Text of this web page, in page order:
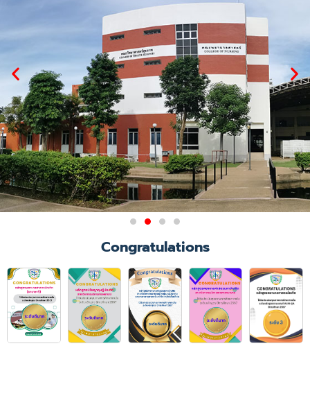
ผลการรับรองสถาบันการศึกษา
วิชาการพยาบาลและการ
ผดุงครรภ์
มติการประชุมคณะกรรมการสภาการ
พยาบาล ครั้งที่ 6/2564
เมื่อวันที่ 21 มิถุนายน 2564 ให้การ
รับรองคณะพยาบาลศาสตร์
Congratulations